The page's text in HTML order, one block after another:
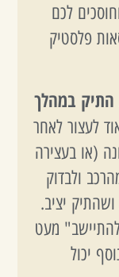
לכם
פלסטיק
התיק במהלך
לעצור לאחר
(או בעצירה
ולבדוק
יציב.
מעט
יכול